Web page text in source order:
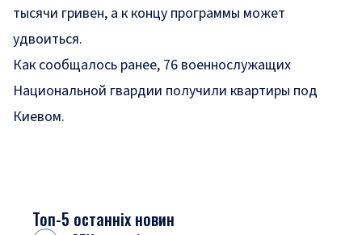
тысячи гривен, а к концу программы может
удвоиться.
Как сообщалось ранее, 76 военнослужащих
Национальной гвардии получили квартиры под
Киевом.
Топ-5 останніх новин